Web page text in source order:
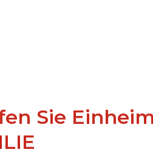
Sie